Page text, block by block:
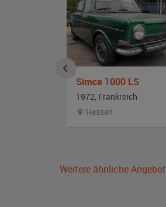
Simca 1000 LS
1972, Frankreich
Hessen
Weitere ähnliche